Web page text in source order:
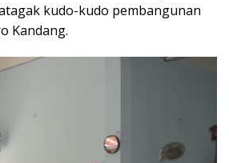
kudo-kudo pembangunan
Kandang.